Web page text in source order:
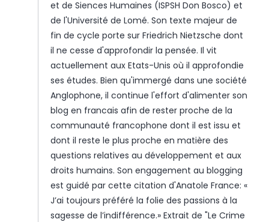
et de Siences Humaines (ISPSH Don Bosco) et
de l'Université de Lomé. Son texte majeur de
fin de cycle porte sur Friedrich Nietzsche dont
il ne cesse d'approfondir la pensée. Il vit
actuellement aux Etats-Unis où il approfondie
ses études. Bien qu'immergé dans une société
Anglophone, il continue l'effort d'alimenter son
blog en francais afin de rester proche de la
communauté francophone dont il est issu et
dont il reste le plus proche en matière des
questions relatives au développement et aux
droits humains. Son engagement au blogging
est guidé par cette citation d'Anatole France: «
J’ai toujours préféré la folie des passions à la
sagesse de l’indifférence.» Extrait de "Le Crime